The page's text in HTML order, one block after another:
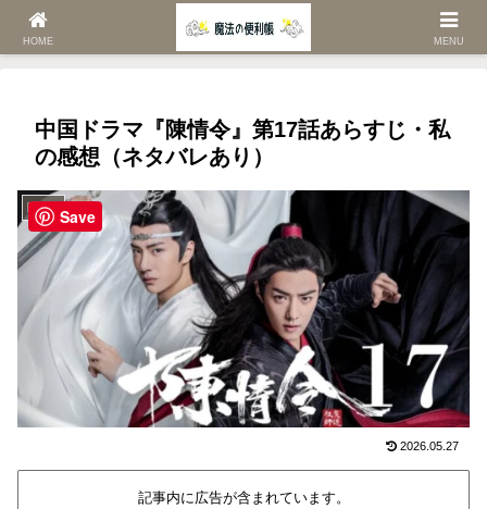
ホーム 中国ドラマ 陳情令
中国ドラマ『陳情令』第17話あらすじ・私
の感想（ネタバレあり）
陳情令
2026.05.27
記事内に広告が含まれています。
HOME MENU
Save